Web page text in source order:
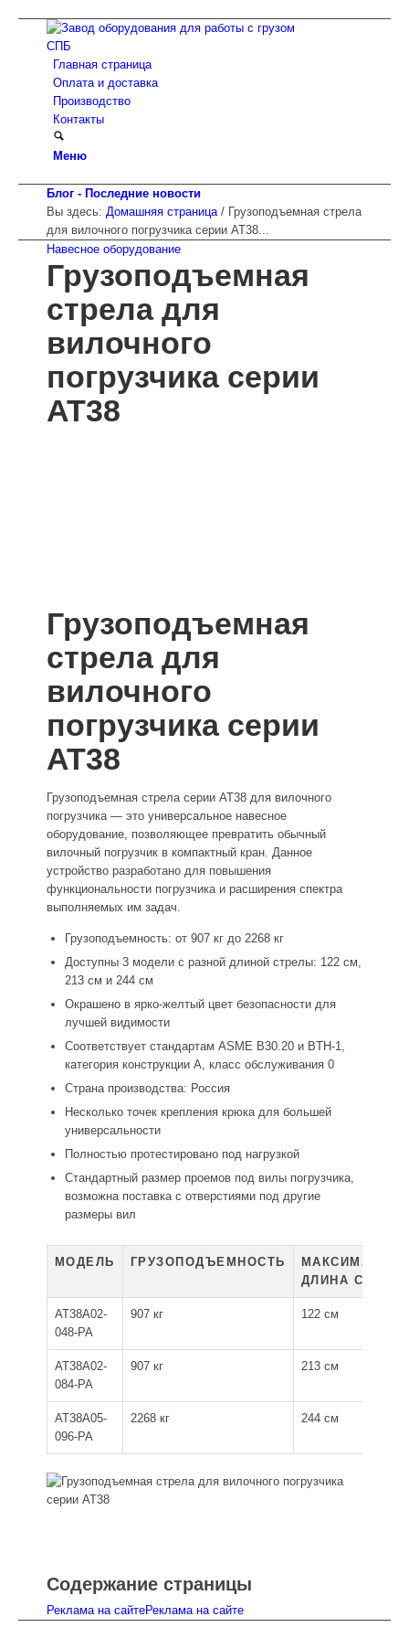
Главная страница
Оплата и доставка
Производство
Контакты
Меню
Блог - Последние новости
Вы здесь: Домашняя страница / Грузоподъемная стрела
для вилочного погрузчика серии AT38...
Навесное оборудование
Грузоподъемная
стрела для
вилочного
погрузчика серии
AT38
Грузоподъемная
стрела для
вилочного
погрузчика серии
AT38
Грузоподъемная стрела серии AT38 для вилочного
погрузчика — это универсальное навесное
оборудование, позволяющее превратить обычный
вилочный погрузчик в компактный кран. Данное
устройство разработано для повышения
функциональности погрузчика и расширения спектра
выполняемых им задач.
Грузоподъемность: от 907 кг до 2268 кг
Доступны 3 модели с разной длиной стрелы: 122 см,
213 см и 244 см
Окрашено в ярко-желтый цвет безопасности для
лучшей видимости
Соответствует стандартам ASME B30.20 и BTH-1,
категория конструкции A, класс обслуживания 0
Страна производства: Россия
Несколько точек крепления крюка для большей
универсальности
Полностью протестировано под нагрузкой
Стандартный размер проемов под вилы погрузчика,
возможна поставка с отверстиями под другие
размеры вил
МОДЕЛЬ ГРУЗОПОДЪЕМНОСТЬ
ДЛИНА
AT38A02-
048-PA
907 кг 122 см
AT38A02-
084-PA
907 кг 213 см
AT38A05-
096-PA
2268 кг 244 см
Содержание страницы
Реклама на сайтеРеклама на сайте